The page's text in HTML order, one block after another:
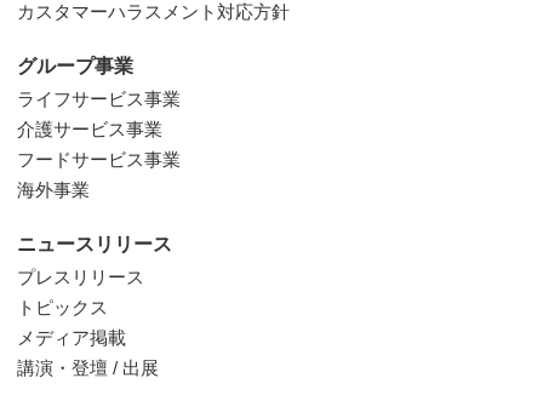
カスタマーハラスメント対応方針
グループ事業
ライフサービス事業
介護サービス事業
フードサービス事業
海外事業
ニュースリリース
プレスリリース
トピックス
メディア掲載
講演・登壇 / 出展